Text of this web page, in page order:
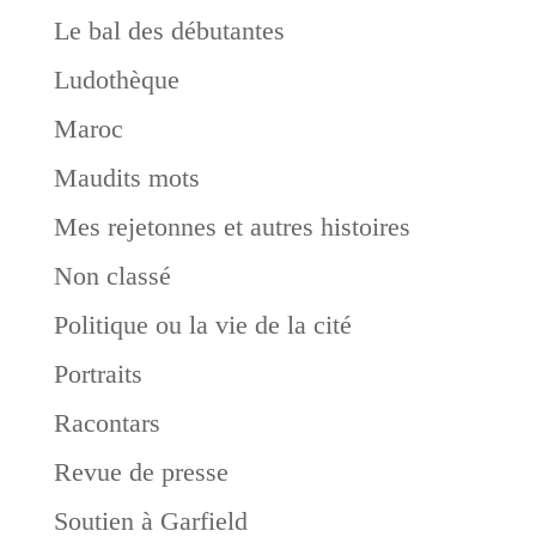
Le bal des débutantes
Ludothèque
Maroc
Maudits mots
Mes rejetonnes et autres histoires
Non classé
Politique ou la vie de la cité
Portraits
Racontars
Revue de presse
Soutien à Garfield